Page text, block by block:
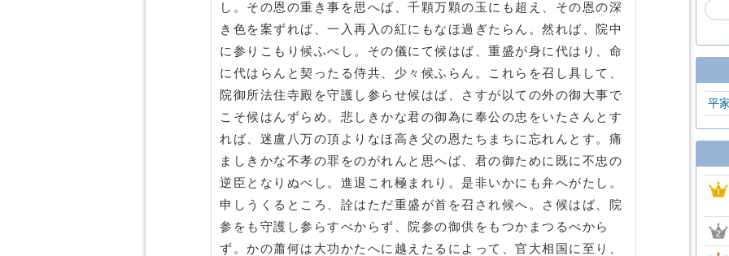
し。その恩の重き事を思へば、千顆万顆の玉にも超え、その恩の深
き色を案ずれば、一入再入の紅にもなほ過ぎたらん。然れば、院中
に参りこもり候ふべし。その儀にて候はば、重盛が身に代はり、命
に代はらんと契ったる侍共、少々候ふらん。これらを召し具して、
院御所法住寺殿を守護し参らせ候はば、さすが以ての外の御大事で
こそ候はんずらめ。悲しきかな君の御為に奉公の忠をいたさんとす
れば、迷盧八万の頂よりなほ高き父の恩たちまちに忘れんとす。痛
ましきかな不孝の罪をのがれんと思へば、君の御ために既に不忠の
逆臣となりぬべし。進退これ極まれり。是非いかにも弁へがたし。
申しうくるところ、詮はただ重盛が首を召され候へ。さ候はば、院
参をも守護し参らすべからず、院参の御供をもつかまつるべから
ず。かの蕭何は大功かたへに越えたるによって、官大相国に至り、
平